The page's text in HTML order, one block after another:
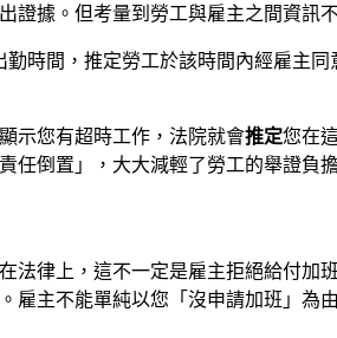
證據。但考量到勞工與雇主之間資訊
勤時間，推定勞工於該時間內經雇主
示您有超時工作，法院就會推定您在
任倒置」，大大減輕了勞工的舉證負擔
法律上，這不一定是雇主拒絕給付
雇主不能單純以您「沒申請加班」為